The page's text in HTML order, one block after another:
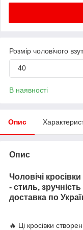
Розмір чоловічого
40
В наявності
Опис
Опис
Чоловічі
- стиль,
доставка по
🔥 Ці кросівки